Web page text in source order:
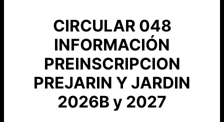
CIRCULAR 048
INFORMACIÓN
PREINSCRIPCION
PREJARIN Y JARDIN
2026B y 2027